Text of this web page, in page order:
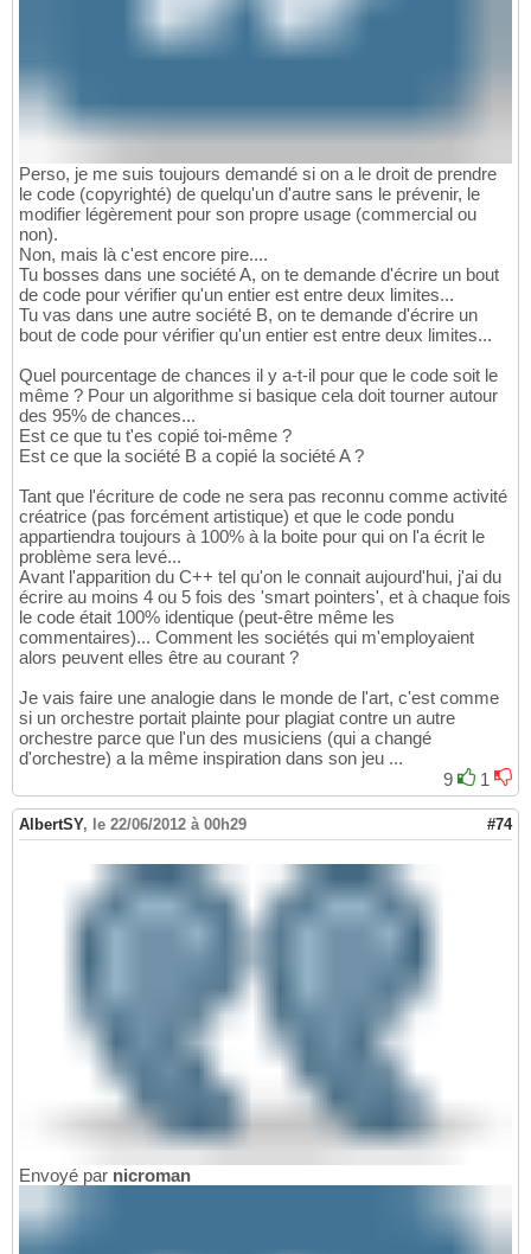
Perso, je me suis toujours demandé si on a le droit de prendre
le code (copyrighté) de quelqu'un d'autre sans le prévenir, le
modifier légèrement pour son propre usage (commercial ou
non).
Non, mais là c'est encore pire....
Tu bosses dans une société A, on te demande d'écrire un bout
de code pour vérifier qu'un entier est entre deux limites...
Tu vas dans une autre société B, on te demande d'écrire un
bout de code pour vérifier qu'un entier est entre deux limites...
Quel pourcentage de chances il y a-t-il pour que le code soit le
même ? Pour un algorithme si basique cela doit tourner autour
des 95% de chances...
Est ce que tu t'es copié toi-même ?
Est ce que la société B a copié la société A ?
Tant que l'écriture de code ne sera pas reconnu comme activité
créatrice (pas forcément artistique) et que le code pondu
appartiendra toujours à 100% à la boite pour qui on l'a écrit le
problème sera levé...
Avant l'apparition du C++ tel qu'on le connait aujourd'hui, j'ai du
écrire au moins 4 ou 5 fois des 'smart pointers', et à chaque fois
le code était 100% identique (peut-être même les
commentaires)... Comment les sociétés qui m'employaient
alors peuvent elles être au courant ?
Je vais faire une analogie dans le monde de l'art, c'est comme
si un orchestre portait plainte pour plagiat contre un autre
orchestre parce que l'un des musiciens (qui a changé
d'orchestre) a la même inspiration dans son jeu ...
9
1
AlbertSY, le 22/06/2012 à 00h29 #74
Envoyé par nicroman